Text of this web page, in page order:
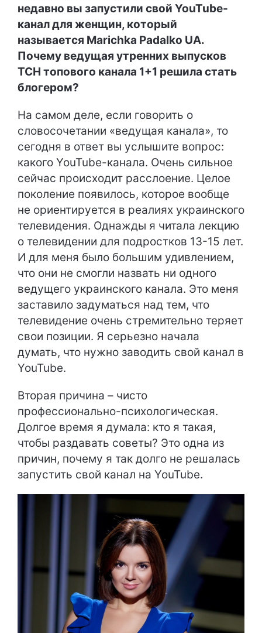
недавно вы запустили свой YouTube-
канал для женщин, который
называется Marichka Padalko UA.
Почему ведущая утренних выпусков
ТСН топового канала 1+1 решила стать
блогером?
На самом деле, если говорить о
словосочетании «ведущая канала», то
сегодня в ответ вы услышите вопрос:
какого YouTube-канала. Очень сильное
сейчас происходит расслоение. Целое
поколение появилось, которое вообще
не ориентируется в реалиях украинского
телевидения. Однажды я читала лекцию
о телевидении для подростков 13-15 лет.
И для меня было большим удивлением,
что они не смогли назвать ни одного
ведущего украинского канала. Это меня
заставило задуматься над тем, что
телевидение очень стремительно теряет
свои позиции. Я серьезно начала
думать, что нужно заводить свой канал в
YouTube.
Вторая причина – чисто
профессионально-психологическая.
Долгое время я думала: кто я такая,
чтобы раздавать советы? Это одна из
причин, почему я так долго не решалась
запустить свой канал на YouTube.